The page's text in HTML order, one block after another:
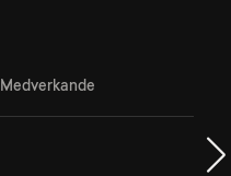
Medverkande